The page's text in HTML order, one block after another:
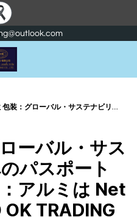
ル・サステナビリティへのパスポート タイから世界へ：アルミは Net Zero への鍵 SO OK TRADING の記事より
ーバル・サス
パスポート
アルミは Net
TRADING